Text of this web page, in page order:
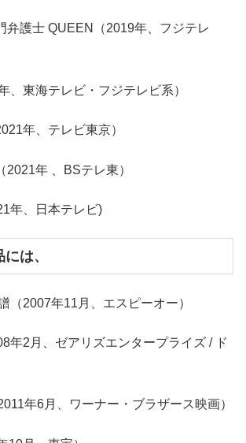
弁護士 QUEEN（2019年、フジテレ
、東海テレビ・フジテレビ系）
年、テレビ東京）
年 、BSテレ東）
年、日本テレビ)
は、
（2007年11月、エスピーオー）
年2月、ゼアリズエンタープライズ / ド
年6月、ワーナー・ブラザース映画）